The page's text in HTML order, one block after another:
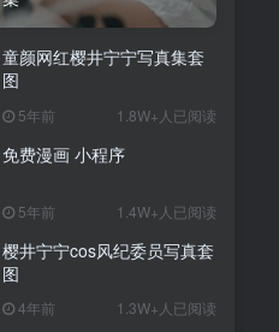
童颜网红樱井宁宁写真集套
图
5年前 1.8W+人已阅读
免费漫画 小程序
5年前 1.4W+人已阅读
樱井宁宁cos风纪委员写真套
图
4年前 1.3W+人已阅读